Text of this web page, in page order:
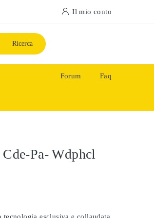
Il mio conto
Ricerca
Forum Faq
Pa- Wdphcl